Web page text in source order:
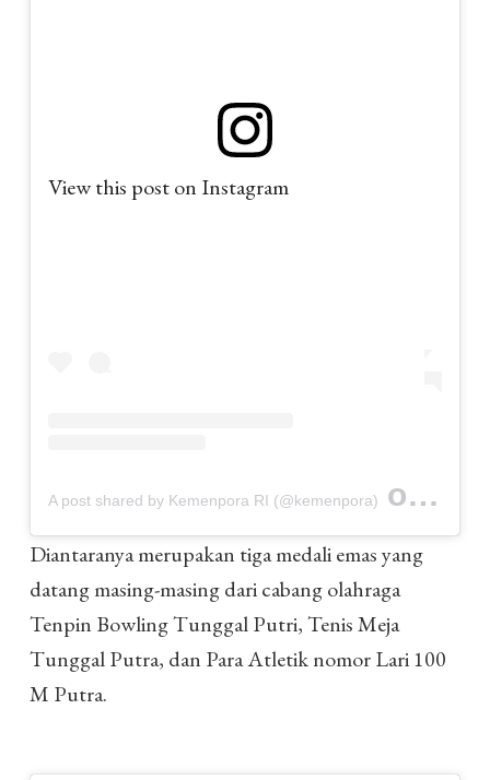
View this post on Instagram
A post shared by Kemenpora RI (@kemenpora) on Oct 9,
Diantaranya merupakan tiga medali emas yang
datang masing-masing dari cabang olahraga
Tenpin Bowling Tunggal Putri, Tenis Meja
Tunggal Putra, dan Para Atletik nomor Lari 100
M Putra.